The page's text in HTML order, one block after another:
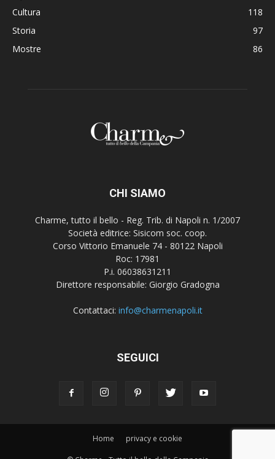
Cultura
118
Storia
97
Mostre
86
CHI SIAMO
Charme, tutto il bello - Reg. Trib. di Napoli n. 1/2007
Società editrice: Sisicom soc. coop.
Corso Vittorio Emanuele 74 - 80122 Napoli
Roc: 17981
P.i. 06038631211
Direttore responsabile: Giorgio Gradogna
Contattaci: info@charmenapoli.it
SEGUICI
Home privacy e cookie